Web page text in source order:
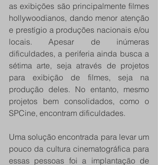
as exibições são principalmente filmes
hollywoodianos, dando menor atenção
e prestígio a produções nacionais e/ou
locais. Apesar de inúmeras
dificuldades, a periferia ainda busca a
sétima arte, seja através de projetos
para exibição de filmes, seja na
produção deles. No entanto, mesmo
projetos bem consolidados, como o
SPCine, encontram dificuldades.
Uma solução encontrada para levar um
pouco da cultura cinematográfica para
essas pessoas foi a implantação de